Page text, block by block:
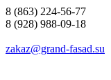
8 (863) 224-56-77
8 (928) 988-09-18
zakaz@grand-fasad.su